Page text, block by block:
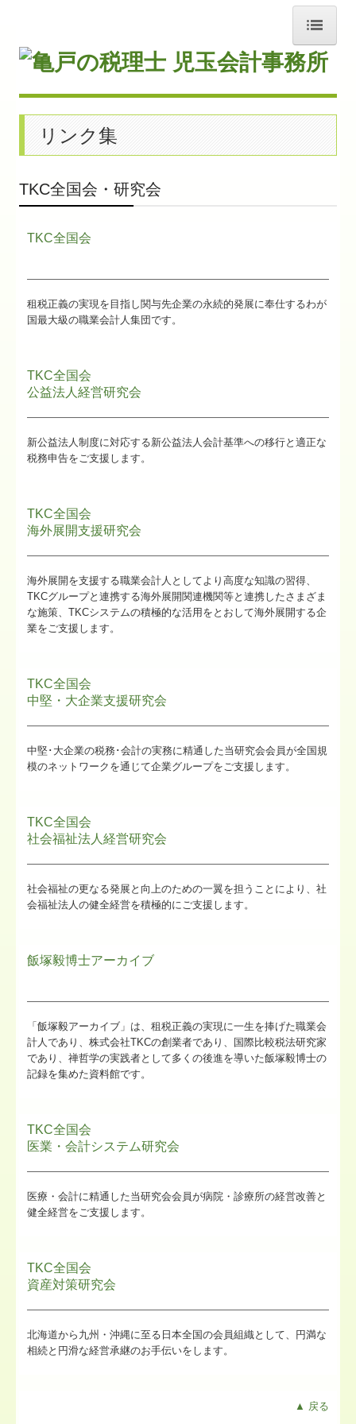
ホーム
事務所紹介
交通案内
料金について
リンク集
FX4クラウド
関与先向け融資商品ご紹介
社長メニューASP版
経営改善オンデマンド講座
リンク集
TKC全国会・研究会
TKC全国会
租税正義の実現を目指し関与先企業の永続的発展に奉仕するわが
国最大級の職業会計人集団です。
TKC全国会
公益法人経営研究会
新公益法人制度に対応する新公益法人会計基準への移行と適正な
税務申告をご支援します。
TKC全国会
海外展開支援研究会
海外展開を支援する職業会計人としてより高度な知識の習得、
TKCグループと連携する海外展開関連機関等と連携したさまざま
な施策、TKCシステムの積極的な活用をとおして海外展開する企
業をご支援します。
TKC全国会
中堅・大企業支援研究会
中堅･大企業の税務･会計の実務に精通した当研究会会員が全国規
模のネットワークを通じて企業グループをご支援します。
TKC全国会
社会福祉法人経営研究会
社会福祉の更なる発展と向上のための一翼を担うことにより、社
会福祉法人の健全経営を積極的にご支援します。
飯塚毅博士アーカイブ
「飯塚毅アーカイブ」は、租税正義の実現に一生を捧げた職業会
計人であり、株式会社TKCの創業者であり、国際比較税法研究家
であり、禅哲学の実践者として多くの後進を導いた飯塚毅博士の
記録を集めた資料館です。
TKC全国会
医業・会計システム研究会
医療・会計に精通した当研究会会員が病院・診療所の経営改善と
健全経営をご支援します。
TKC全国会
資産対策研究会
北海道から九州・沖縄に至る日本全国の会員組織として、円満な
相続と円滑な経営承継のお手伝いをします。
▲ 戻る